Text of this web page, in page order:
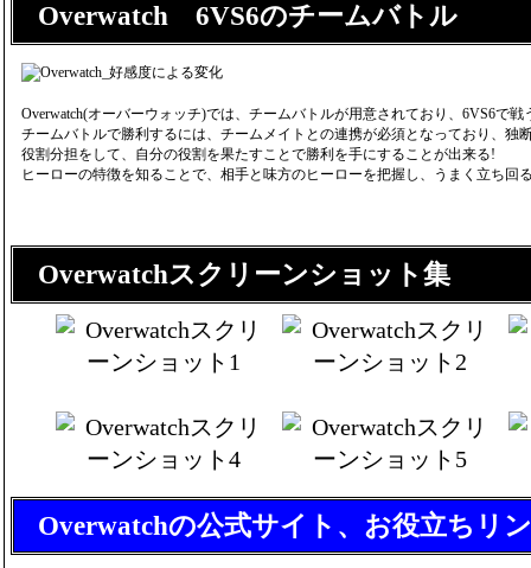
Overwatch 6VS6のチームバトル
Overwatch(オーバーウォッチ)では、チームバトルが用意されており、6VS6で戦
チームバトルで勝利するには、チームメイトとの連携が必須となっており、独
役割分担をして、自分の役割を果たすことで勝利を手にすることが出来る!
ヒーローの特徴を知ることで、相手と味方のヒーローを把握し、うまく立ち回
Overwatchスクリーンショット集
Overwatchの公式サイト、お役立ちリ